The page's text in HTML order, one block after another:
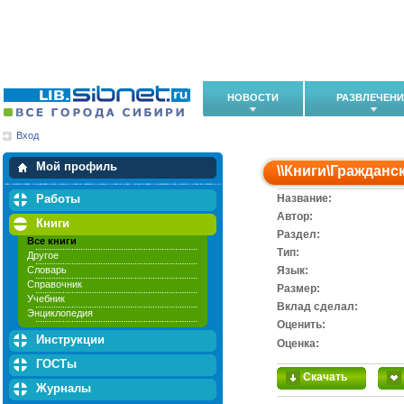
НОВОСТИ
Вход
Мой профиль
Мои закладки
Работы
Книги
Все книги
Другое
Словарь
Справочник
Учебник
Энциклопедия
Инструкции
ГОСТы
Журналы
\\Книги\
Название:
Автор:
Раздел:
Тип:
Язык:
Размер:
Вклад сделал:
Оценить:
Оценка:
Скачать